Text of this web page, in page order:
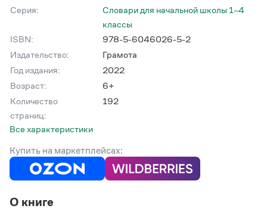
Словарь-справочник трудностей
Справочник по фразеологии
Словарь-справочник непростые слова
Все справочники портала
Журнал
Новости и события
Монологи
Интервью
Лекции и подкасты
Серия:
Словари для начальной школы 1–4
классы
ISBN:
978-5-6046026-5-2
Издательство:
Грамота
Год издания:
2022
Возраст:
6+
Количество
страниц:
192
Все характеристики
Купить на маркетплейсах:
О книге